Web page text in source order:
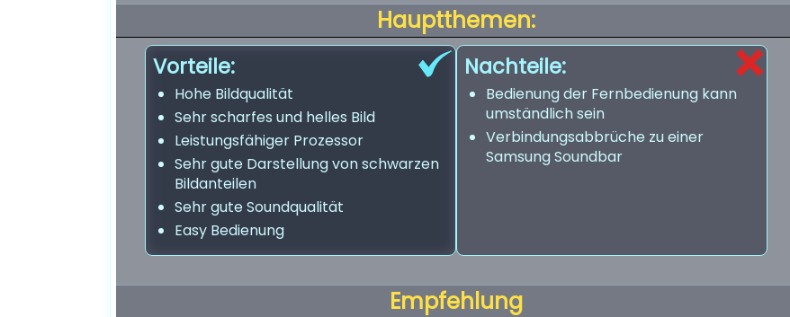
Hauptthemen:
Vorteile:
Hohe Bildqualität
Sehr scharfes und helles Bild
Leistungsfähiger Prozessor
Sehr gute Darstellung von schwarzen
Bildanteilen
Sehr gute Soundqualität
Easy Bedienung
Nachteile:
Bedienung der Fernbedienung kann
umständlich sein
Verbindungsabbrüche zu einer
Samsung Soundbar
Empfehlung